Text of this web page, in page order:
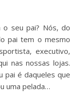
seu pai? Nós, do
pai tem o mesmo
executivo,
nas nossas lojas.
pai é daqueles que
uma pelada…